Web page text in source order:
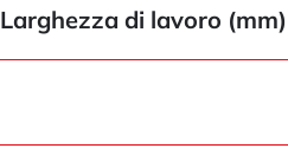
Larghezza di lavoro (mm)